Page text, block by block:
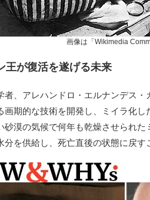
画像は「Wikimedia
王が復活を遂げる未来
、アレハンドロ・エルナンデス・
画期的な技術を開発し、ミイラ化し
砂漠の気候で何年も乾燥させられ
分を供給し、死亡直後の状態に戻す